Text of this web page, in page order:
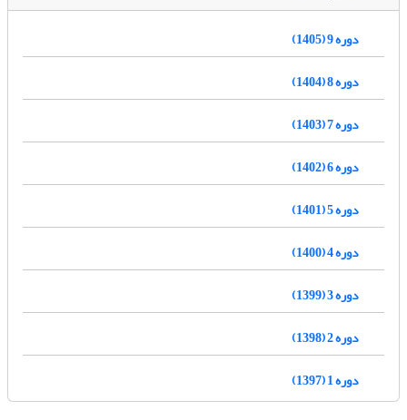
دوره 9 (1405)
دوره 8 (1404)
دوره 7 (1403)
دوره 6 (1402)
دوره 5 (1401)
دوره 4 (1400)
دوره 3 (1399)
دوره 2 (1398)
دوره 1 (1397)